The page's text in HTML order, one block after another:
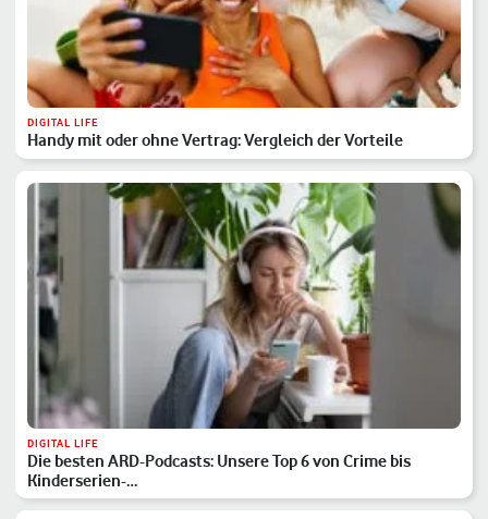
DIGITAL LIFE
Handy mit oder ohne Vertrag: Vergleich der Vorteile
DIGITAL LIFE
Die besten ARD-Podcasts: Unsere Top 6 von Crime bis
Kinderserien-…